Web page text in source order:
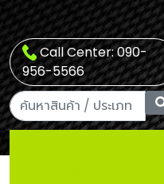
Call Center: 090-
956-5566